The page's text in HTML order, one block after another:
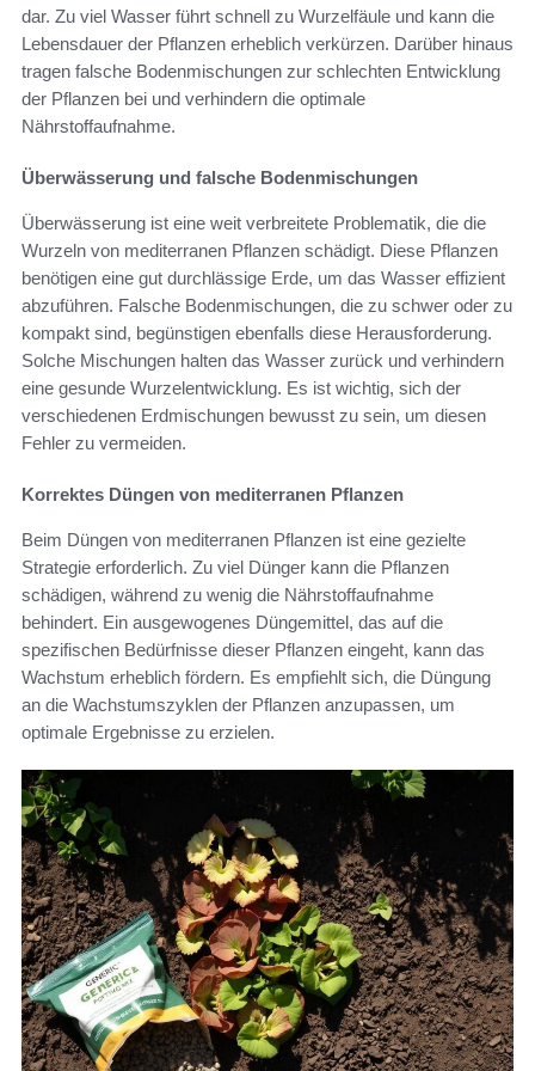
dar. Zu viel Wasser führt schnell zu Wurzelfäule und kann die
Lebensdauer der Pflanzen erheblich verkürzen. Darüber hinaus
tragen falsche Bodenmischungen zur schlechten Entwicklung
der Pflanzen bei und verhindern die optimale
Nährstoffaufnahme.
Überwässerung und falsche Bodenmischungen
Überwässerung ist eine weit verbreitete Problematik, die die
Wurzeln von mediterranen Pflanzen schädigt. Diese Pflanzen
benötigen eine gut durchlässige Erde, um das Wasser effizient
abzuführen. Falsche Bodenmischungen, die zu schwer oder zu
kompakt sind, begünstigen ebenfalls diese Herausforderung.
Solche Mischungen halten das Wasser zurück und verhindern
eine gesunde Wurzelentwicklung. Es ist wichtig, sich der
verschiedenen Erdmischungen bewusst zu sein, um diesen
Fehler zu vermeiden.
Korrektes Düngen von mediterranen Pflanzen
Beim Düngen von mediterranen Pflanzen ist eine gezielte
Strategie erforderlich. Zu viel Dünger kann die Pflanzen
schädigen, während zu wenig die Nährstoffaufnahme
behindert. Ein ausgewogenes Düngemittel, das auf die
spezifischen Bedürfnisse dieser Pflanzen eingeht, kann das
Wachstum erheblich fördern. Es empfiehlt sich, die Düngung
an die Wachstumszyklen der Pflanzen anzupassen, um
optimale Ergebnisse zu erzielen.